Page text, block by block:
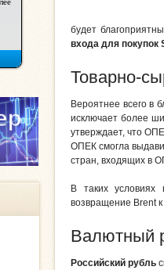
будет
входа для покупок
Товарно-
Вероятнее всего в
исключает более
утверждает, что
ОПЕК смогла
стран, входящих в
В таких
возвращение Brent
Валютный
Российский рубль